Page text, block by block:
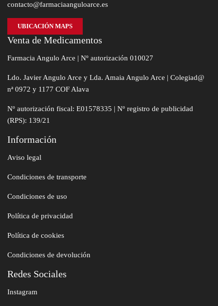
contacto@farmaciaanguloarce.es
UBICACIÓN MAPS
Venta de Medicamentos
Farmacia Angulo Arce | Nº autorización 010027
Ldo. Javier Angulo Arce y Lda. Amaia Angulo Arce | Colegiad@
nª 0972 y 1177 COF Alava
Nº autorización fiscal: E01578335 | Nº registro de publicidad
(RPS): 139/21
Información
Aviso legal
Condiciones de transporte
Condiciones de uso
Política de privacidad
Política de cookies
Condiciones de devolución
Redes Sociales
Instagram